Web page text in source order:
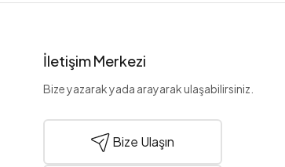
İletişim Merkezi
Bize yazarak yada arayarak ulaşabilirsiniz.
Bize Ulaşın